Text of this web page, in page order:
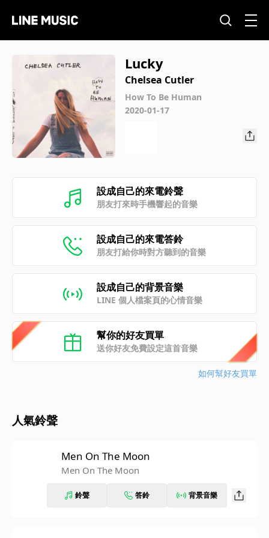
Lucky
Chelsea Cutler
How To Be Human
2020-01-17
設成自己的來電鈴聲
朋友打來時手機響起的音樂
設成自己的來電答鈴
朋友打給你時對方聽到的音樂
設成自己的背景音樂
LINE 個人檔案頁的心情音樂
幫你的好友買單
送你好友免費設定這首音樂
如何幫好友買單
人氣鈴聲
Men On The Moon
Men On The Moon
鈴聲 答鈴 背景音樂